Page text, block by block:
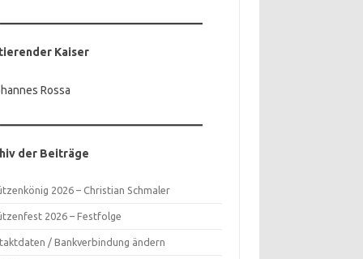
Kaiser
Rossa
der Beiträge
2026 – Christian Schmaler
2026 – Festfolge
/ Bankverbindung ändern